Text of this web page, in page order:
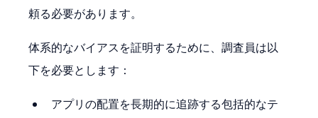
頼る必要があります。
体系的なバイアスを証明するために、調査員は以
下を必要とします：
アプリの配置を長期的に追跡する包括的なテ